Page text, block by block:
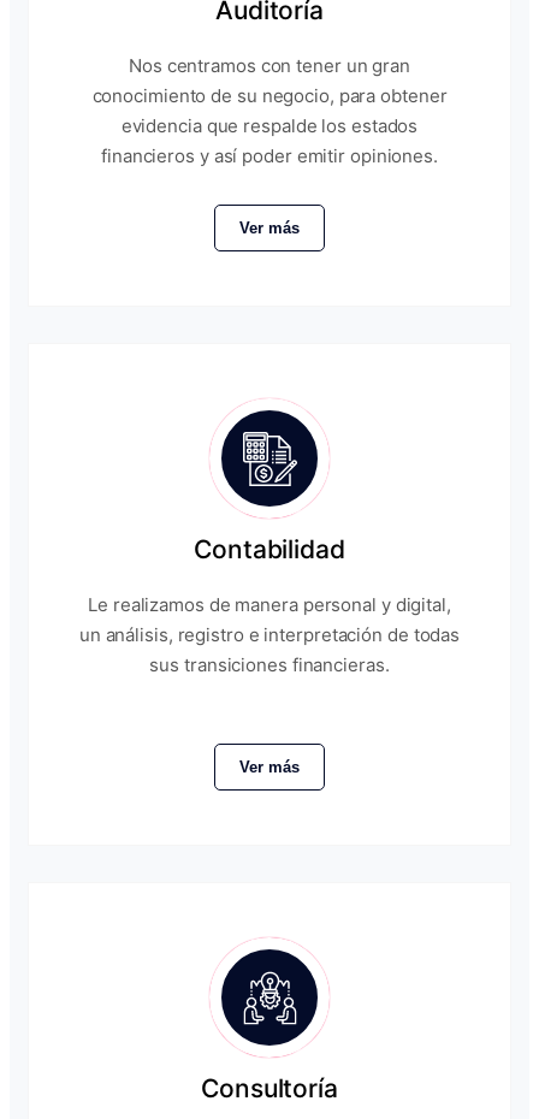
Auditoría
Nos centramos con tener un gran
conocimiento de su negocio, para obtener
evidencia que respalde los estados
financieros y así poder emitir opiniones.
Ver más
Contabilidad
Le realizamos de manera personal y digital,
un análisis, registro e interpretación de todas
sus transiciones financieras.
Ver más
Consultoría